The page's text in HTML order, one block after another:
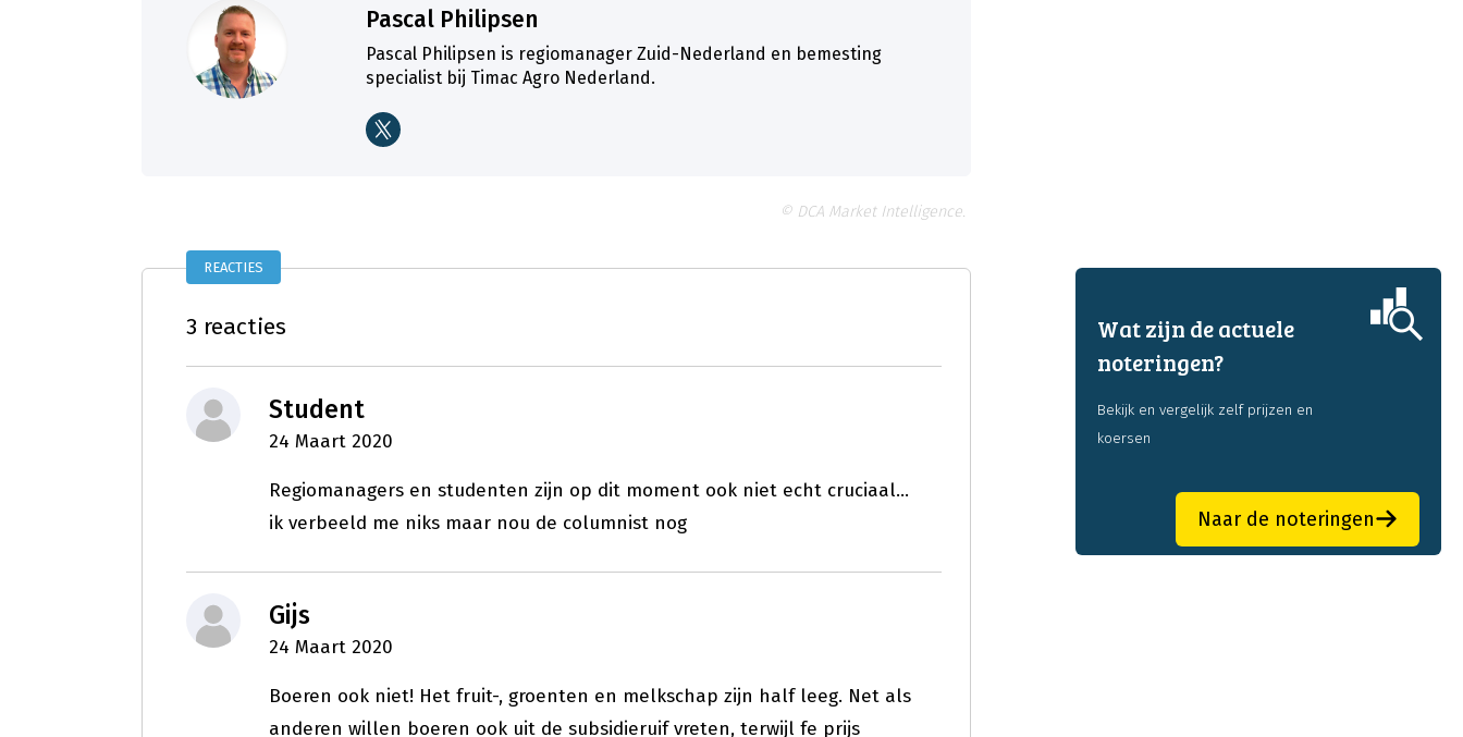
Pascal Philipsen
Pascal Philipsen is regiomanager Zuid-Nederland en bemesting
specialist bij Timac Agro Nederland.
© DCA Market Intelligence.
REACTIES
3 reacties
Student
24 Maart 2020
Regiomanagers en studenten zijn op dit moment ook niet echt cruciaal...
ik verbeeld me niks maar nou de columnist nog
Gijs
24 Maart 2020
Boeren ook niet! Het fruit-, groenten en melkschap zijn half leeg. Net als
anderen willen boeren ook uit de subsidieruif vreten, terwijl fe prijs
Wat zijn de actuele
noteringen?
Bekijk en vergelijk zelf prijzen en
koersen
Naar de noteringen